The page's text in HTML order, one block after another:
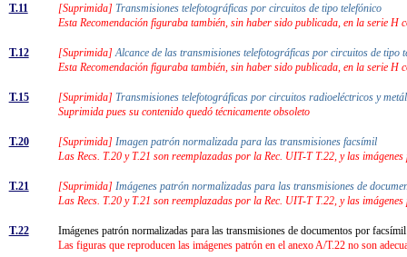
T.11 [Suprimida] Transmisiones telefotográficas por circuitos de tipo telefónico
Esta Recomendación figuraba también, sin haber sido publicada, en la serie H
T.12 [Suprimida] Alcance de las transmisiones telefotográficas por circuitos de tipo
Esta Recomendación figuraba también, sin haber sido publicada, en la serie H
T.15 [Suprimida] Transmisiones telefotográficas por circuitos radioeléctricos y
Suprimida pues su contenido quedó técnicamente obsoleto
T.20 [Suprimida] Imagen patrón normalizada para las transmisiones facsímil
Las Recs. T.20 y T.21 son reemplazadas por la Rec. UIT-T T.22, y las
T.21 [Suprimida] Imágenes patrón normalizadas para las transmisiones de
Las Recs. T.20 y T.21 son reemplazadas por la Rec. UIT-T T.22, y las
T.22
Imágenes patrón normalizadas para las transmisiones de documentos por
Las figuras que reproducen las imágenes patrón en el anexo A/T.22 no son